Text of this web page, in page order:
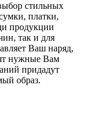
стильных
платки,
продукции
так и для
Ваш наряд,
нужные Вам
придадут
образ.